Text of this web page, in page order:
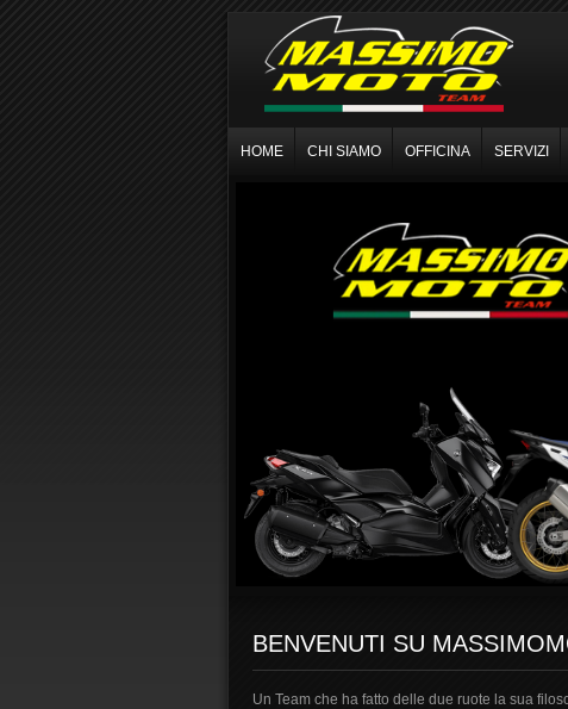
HOME CHI SIAMO OFFICINA SERVIZI
BENVENUTI SU
Un Team che ha fatto delle due ruote la sua